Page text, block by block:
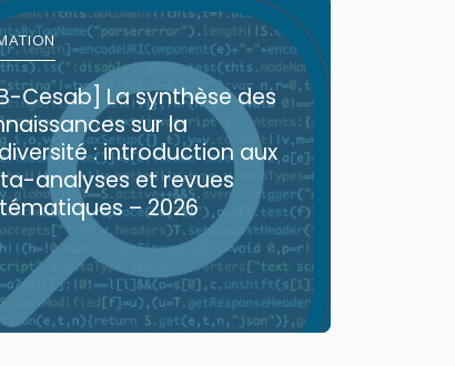
Cesab] La synthèse des
sur la
: introduction aux
analyses et revues
– 2026